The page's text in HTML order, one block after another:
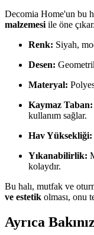
Decomia Home'un bu
malzemesi ile öne
Renk: Siyah,
Desen:
Materyal:
Kaymaz Taban:
kullanım sağlar.
Hav Yüksekliği:
Yıkanabilirlik:
kolaydır.
Bu halı, mutfak ve
ve estetik olması, onu
Ayrıca Bakınız